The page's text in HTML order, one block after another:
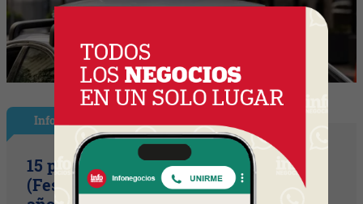
InfoShow
15 primaveras tienes que cumplir
(Festival Música de la Tierra celebra 15